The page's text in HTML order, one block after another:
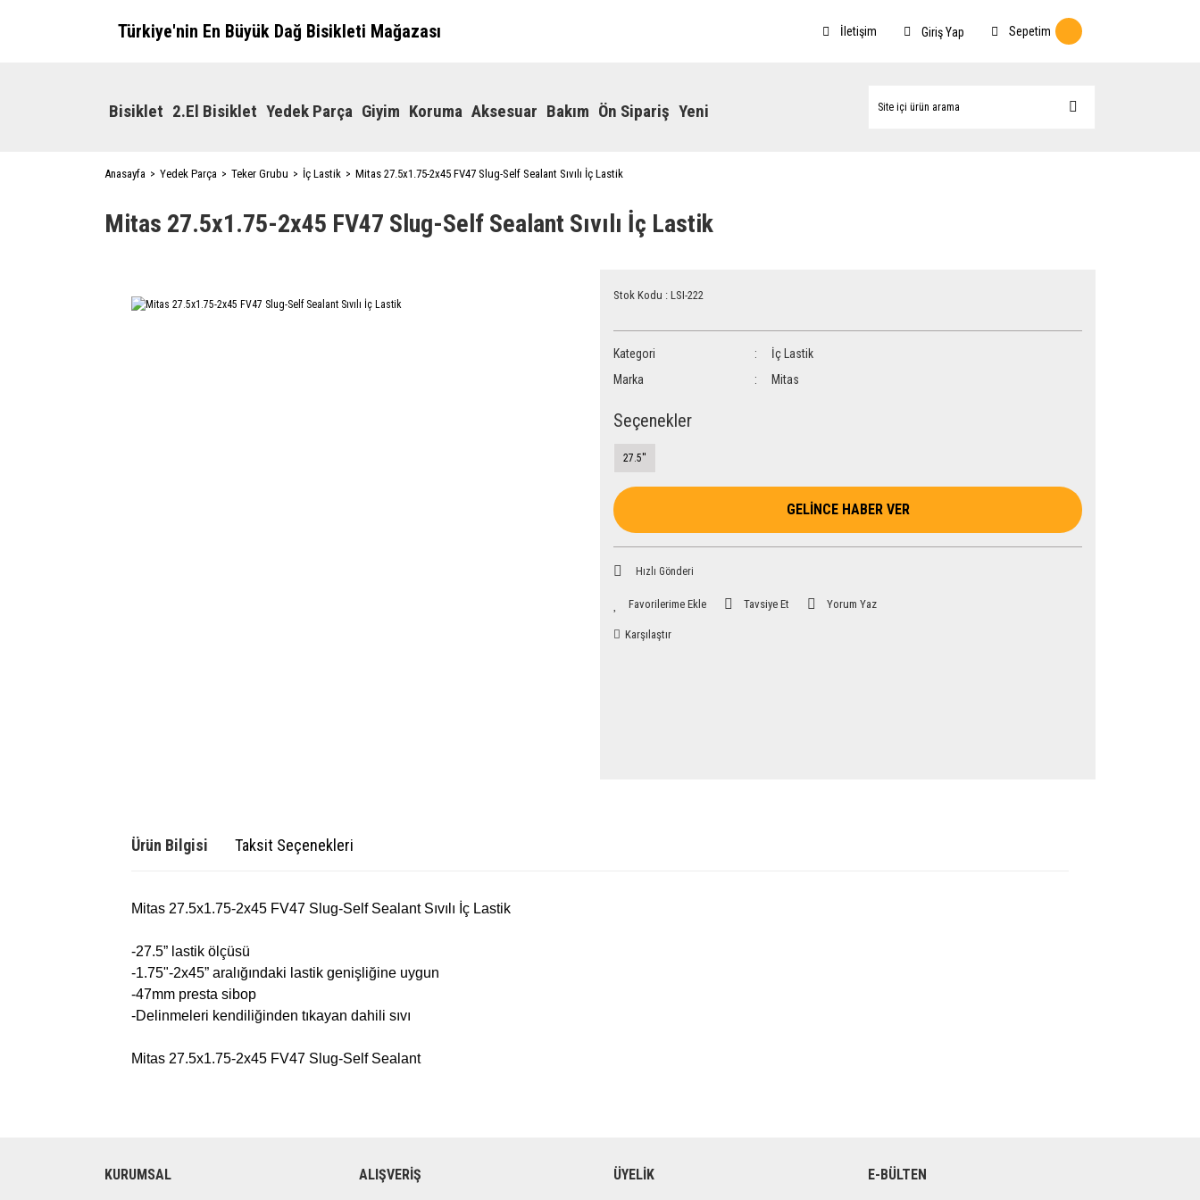
Türkiye'nin En Büyük Dağ Bisikleti Mağazası İletişim Giriş Yap Sepetim
Bisiklet 2.El Bisiklet Yedek Parça Giyim Koruma Aksesuar Bakım Ön Sipariş Yeni
Anasayfa Yedek Parça Teker Grubu İç Lastik Mitas 27.5x1.75-2x45 FV47 Slug-Self Sealant Sıvılı İç Lastik
Mitas 27.5x1.75-2x45 FV47 Slug-Self Sealant Sıvılı İç Lastik
Stok Kodu : LSI-222
Kategori
İç Lastik
Marka
Mitas
Seçenekler
27.5''
GELİNCE HABER VER
Hızlı Gönderi
Tavsiye Et Yorum Yaz
Karşılaştır
Ürün Bilgisi Taksit Seçenekleri
Mitas 27.5x1.75-2x45 FV47 Slug-Self Sealant Sıvılı İç Lastik
-27.5” lastik ölçüsü
-1.75"-2x45” aralığındaki lastik genişliğine uygun
-47mm presta sibop
-Delinmeleri kendiliğinden tıkayan dahili sıvı
Mitas 27.5x1.75-2x45 FV47 Slug-Self Sealant
KURUMSAL ALIŞVERİŞ ÜYELİK E-BÜLTEN